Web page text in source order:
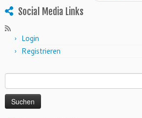
Social Media Links
Login
Registrieren